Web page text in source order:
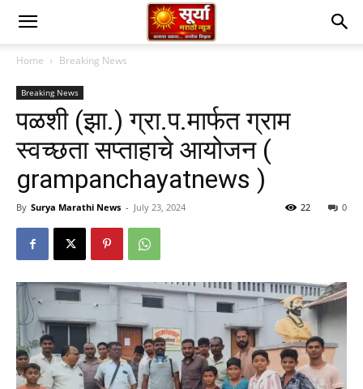
Home Breaking News
Breaking News
पळशी (झा.) ग्रा.प.मार्फत ग्राम
स्वच्छता सप्ताहाचे आयोजन (
grampanchayatnews )
By Surya Marathi News - July 23, 2024 0
22